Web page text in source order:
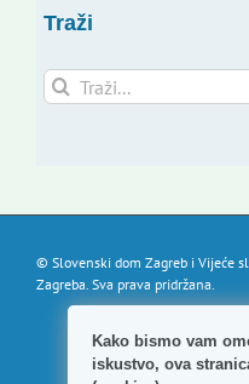
Traži
Traži...
© Slovenski dom Zagreb i Vijeće
Zagreba. Sva prava pridržana.
Kako bismo vam
iskustvo, ova